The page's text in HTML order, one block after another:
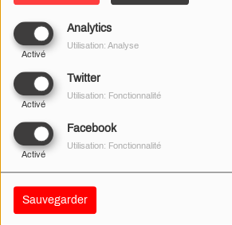
Analytics
Activé
Utilisation: Analyse
Twitter
Activé
Utilisation: Fonctionnalité
Facebook
Activé
Utilisation: Fonctionnalité
Sauvegarder
Aucun résultat n’a été trouvé.